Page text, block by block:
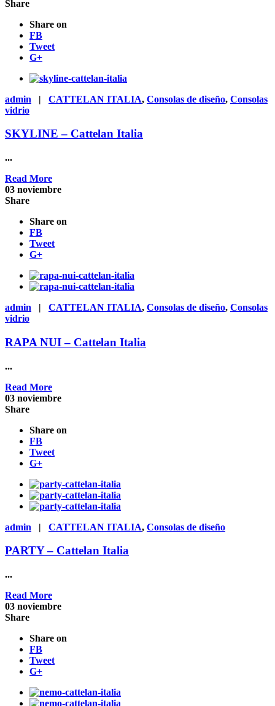
Share
Share on
FB
Tweet
G+
admin | CATTELAN ITALIA, Consolas de diseño, Consolas
vidrio
SKYLINE – Cattelan Italia
...
Read More
03 noviembre
Share
Share on
FB
Tweet
G+
admin | CATTELAN ITALIA, Consolas de diseño, Consolas
vidrio
RAPA NUI – Cattelan Italia
...
Read More
03 noviembre
Share
Share on
FB
Tweet
G+
admin | CATTELAN ITALIA, Consolas de diseño
PARTY – Cattelan Italia
...
Read More
03 noviembre
Share
Share on
FB
Tweet
G+